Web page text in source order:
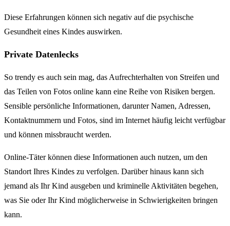
Diese Erfahrungen können sich negativ auf die psychische
Gesundheit eines Kindes auswirken.
Private Datenlecks
So trendy es auch sein mag, das Aufrechterhalten von Streifen und
das Teilen von Fotos online kann eine Reihe von Risiken bergen.
Sensible persönliche Informationen, darunter Namen, Adressen,
Kontaktnummern und Fotos, sind im Internet häufig leicht verfügbar
und können missbraucht werden.
Online-Täter können diese Informationen auch nutzen, um den
Standort Ihres Kindes zu verfolgen. Darüber hinaus kann sich
jemand als Ihr Kind ausgeben und kriminelle Aktivitäten begehen,
was Sie oder Ihr Kind möglicherweise in Schwierigkeiten bringen
kann.